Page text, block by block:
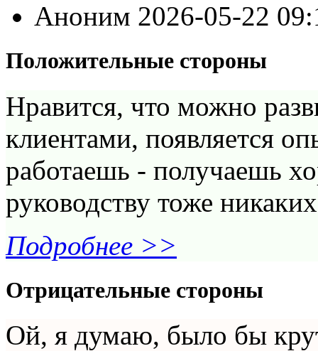
Аноним 2026-05-22
Положительные стороны
Нравится, что можно
клиентами, появляется
работаешь - получаешь
руководству тоже
Подробнее >>
Отрицательные стороны
Ой, я думаю, было бы